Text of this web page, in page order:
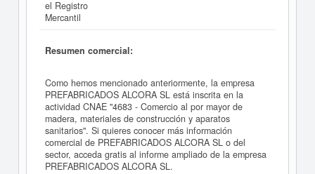
el Registro
Mercantil
Resumen comercial:
Como hemos mencionado anteriormente, la empresa
PREFABRICADOS ALCORA SL está inscrita en la
actividad CNAE "4683 - Comercio al por mayor de
madera, materiales de construcción y aparatos
sanitarios". Si quieres conocer más información
comercial de PREFABRICADOS ALCORA SL o del
sector, acceda gratis al informe ampliado de la empresa
PREFABRICADOS ALCORA SL.